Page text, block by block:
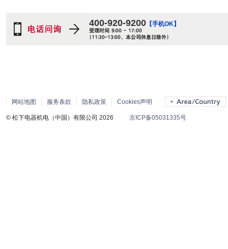
400-920-9200 【手机OK】
网站地图 服务条款 隐私政策 Cookies声明
© 松下电器机电（中国）有限公司 2026 京ICP备05031335号